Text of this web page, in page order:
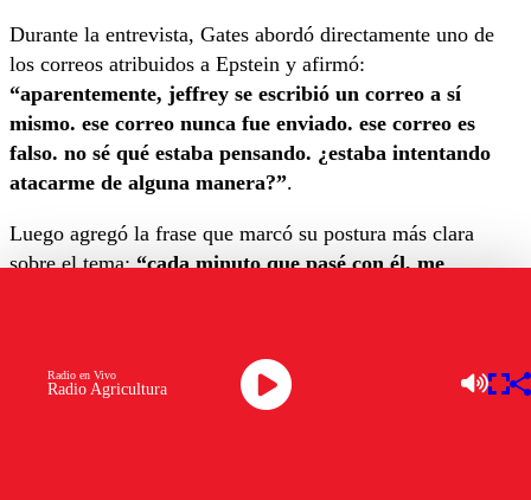
Durante la entrevista, Gates abordó directamente uno de
los correos atribuidos a Epstein y afirmó:
“aparentemente, jeffrey se escribió un correo a sí
mismo. ese correo nunca fue enviado. ese correo es
falso. no sé qué estaba pensando. ¿estaba intentando
atacarme de alguna manera?”.
Luego agregó la frase que marcó su postura más clara
sobre el tema:“cada minuto que pasé con él, me
motivada por temas de filantropía y recaudación de fondos,
señalando:“el foco siempre fue que él conocía a muchas
Radio Agricultura
Radio en Vivo